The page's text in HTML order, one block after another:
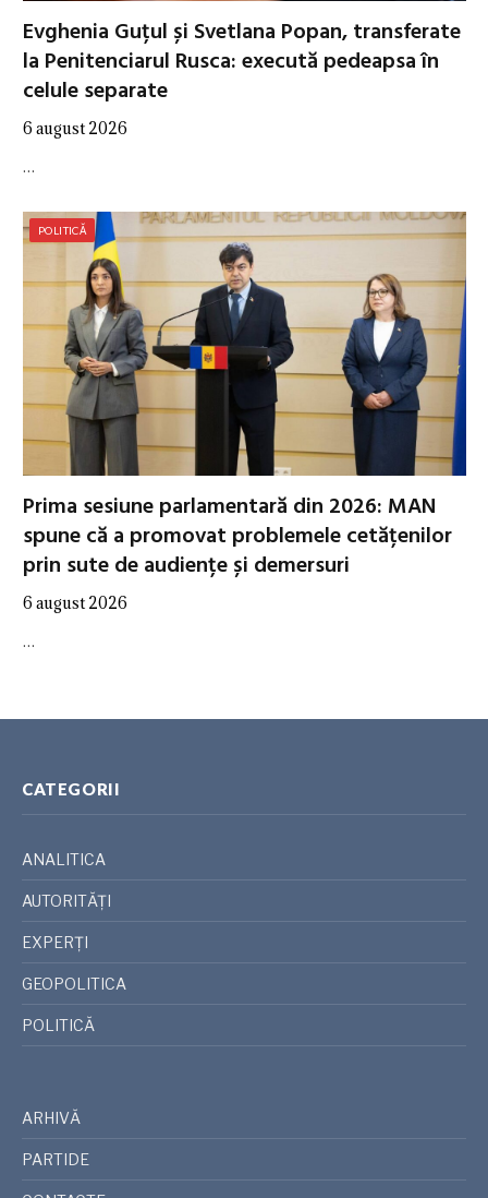
Evghenia Guțul și Svetlana Popan, transferate
la Penitenciarul Rusca: execută pedeapsa în
celule separate
6 august 2026
…
POLITICĂ
Prima sesiune parlamentară din 2026: MAN
spune că a promovat problemele cetățenilor
prin sute de audiențe și demersuri
6 august 2026
…
CATEGORII
ANALITICA
AUTORITĂȚI
EXPERȚI
GEOPOLITICA
POLITICĂ
ARHIVĂ
PARTIDE